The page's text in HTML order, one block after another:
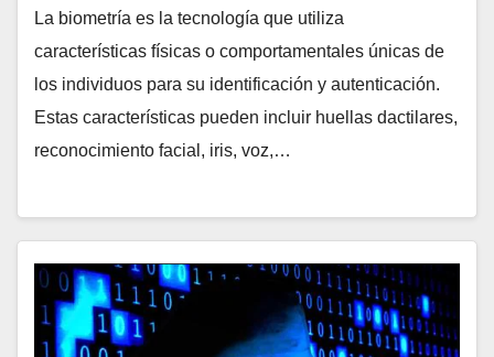
La biometría es la tecnología que utiliza
características físicas o comportamentales únicas de
los individuos para su identificación y autenticación.
Estas características pueden incluir huellas dactilares,
reconocimiento facial, iris, voz,…